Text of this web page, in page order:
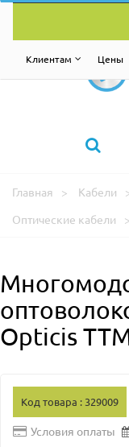
Клиентам Цены
Главная Кабели
Оптические кабели
Opticis
Код товара : 329009
Условия оплаты